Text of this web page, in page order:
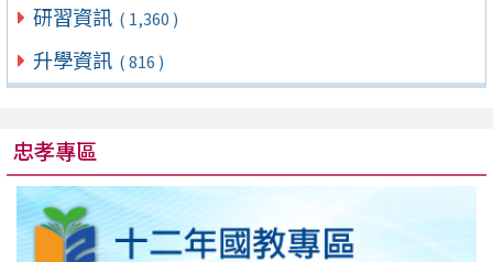
研習資訊 ( 1,360 )
升學資訊 ( 816 )
忠孝專區